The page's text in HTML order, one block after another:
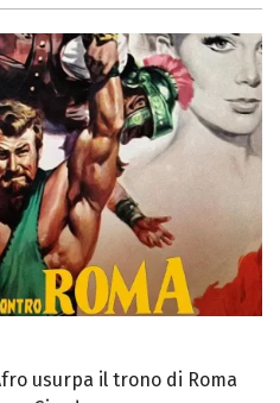
usurpa il trono di Roma